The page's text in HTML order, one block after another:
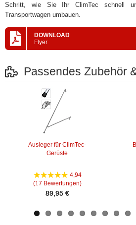
Schritt, wie Sie Ihr ClimTec schnell
Transportwagen umbauen.
DOWNLOAD
Flyer
Passendes Zubehör
Ausleger für ClimTec-
Gerüste
4,94
(17 Bewertungen)
89,95 €